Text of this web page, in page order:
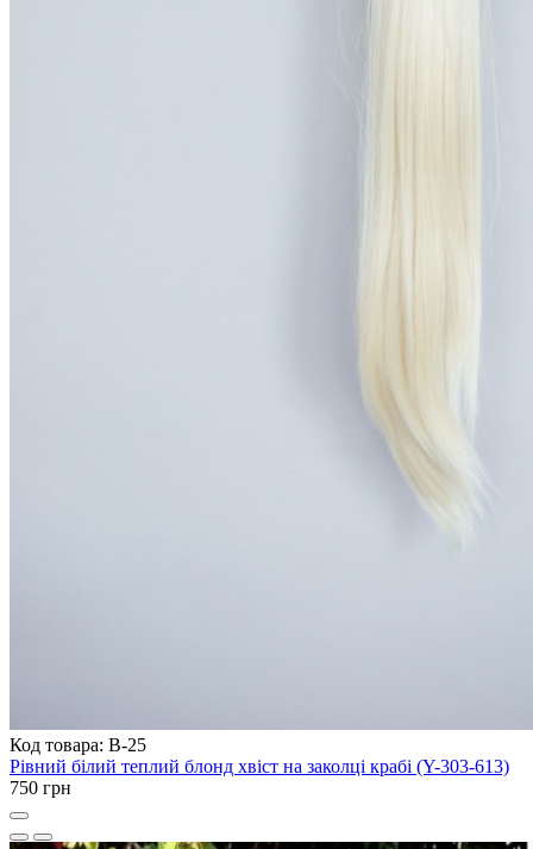
Код товара: B-25
Рівний білий теплий блонд хвіст на заколці крабі (Y-303-613)
750 грн